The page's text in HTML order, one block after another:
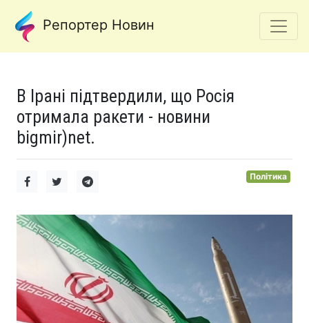
Репортер Новин
В Ірані підтвердили, що Росія
отримала ракети - новини
bigmir)net.
Політика